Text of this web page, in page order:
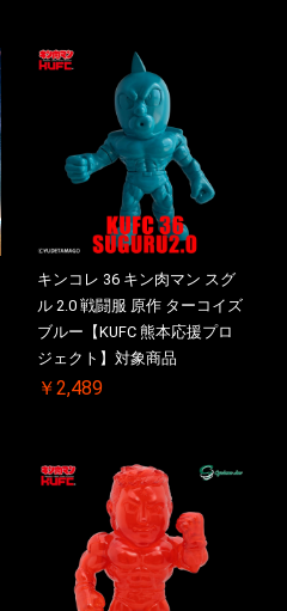
キンコレ 36 キン肉マン スグ
ル 2.0 戦闘服 原作 ターコイズ
ブルー【KUFC 熊本応援プロ
ジェクト】対象商品
￥2,489